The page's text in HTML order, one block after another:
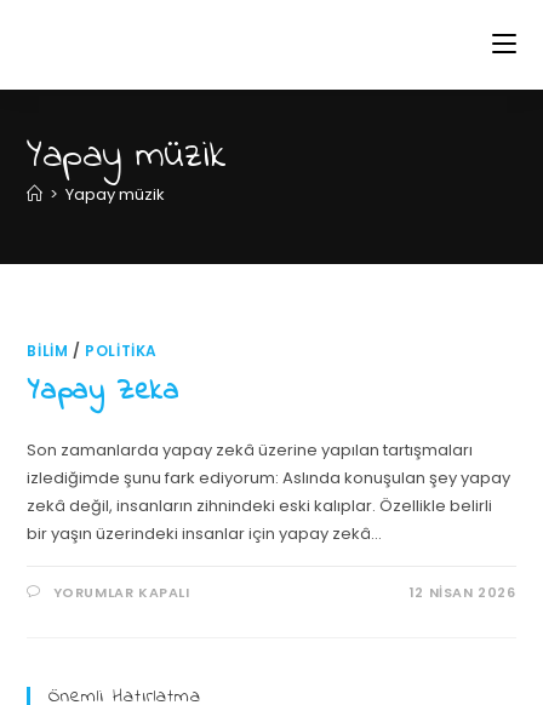
Yapay müzik
> Yapay müzik
BILIM / POLITIKA
Yapay Zeka
Son zamanlarda yapay zekâ üzerine yapılan tartışmaları
izlediğimde şunu fark ediyorum: Aslında konuşulan şey yapay
zekâ değil, insanların zihnindeki eski kalıplar. Özellikle belirli
bir yaşın üzerindeki insanlar için yapay zekâ…
YORUMLAR KAPALI 12 NISAN 2026
Önemli Hatırlatma